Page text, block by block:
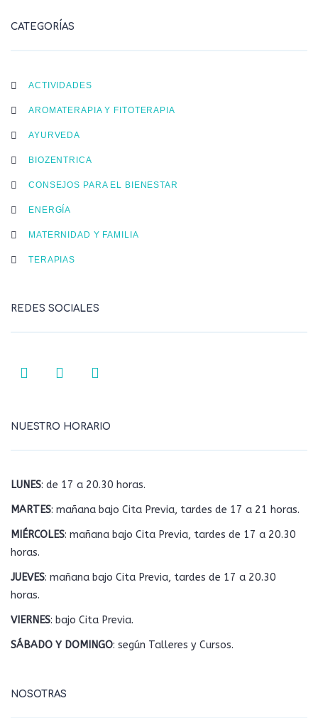
CATEGORÍAS
ACTIVIDADES
AROMATERAPIA Y FITOTERAPIA
AYURVEDA
BIOZENTRICA
CONSEJOS PARA EL BIENESTAR
ENERGÍA
MATERNIDAD Y FAMILIA
TERAPIAS
REDES SOCIALES
NUESTRO HORARIO
LUNES: de 17 a 20.30 horas.
MARTES: mañana bajo Cita Previa, tardes de 17 a 21 horas.
MIÉRCOLES: mañana bajo Cita Previa, tardes de 17 a 20.30
horas.
JUEVES: mañana bajo Cita Previa, tardes de 17 a 20.30
horas.
VIERNES: bajo Cita Previa.
SÁBADO Y DOMINGO: según Talleres y Cursos.
NOSOTRAS